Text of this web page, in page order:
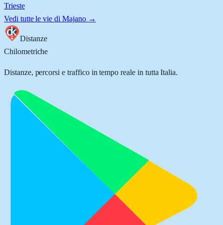
Trieste
Vedi tutte le vie di Majano→
Distanze
Chilometriche
Distanze, percorsi e traffico in tempo reale in tutta Italia.